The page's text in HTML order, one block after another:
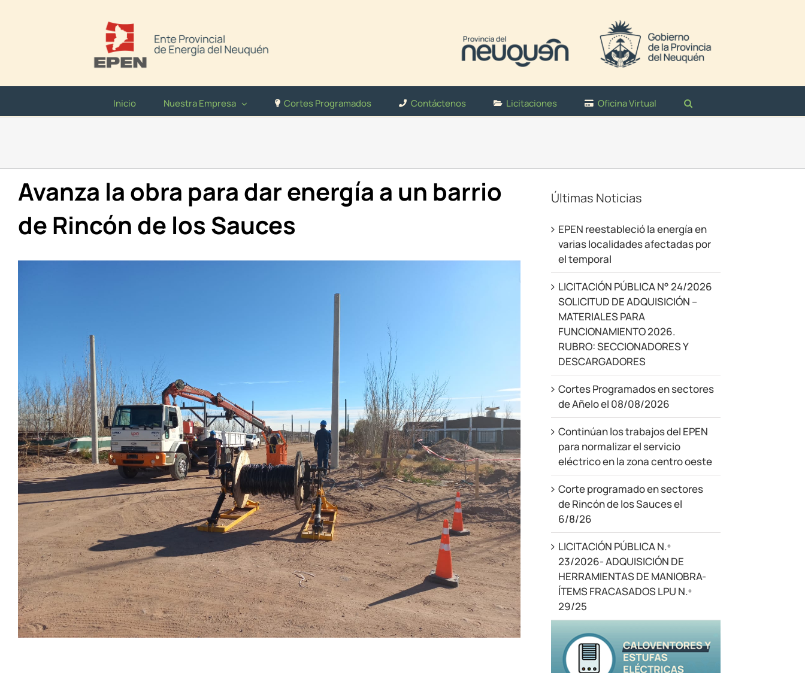
Inicio Nuestra Empresa Cortes Programados Contáctenos Licitaciones Oficina Virtual
Avanza la obra para dar energía a un barrio
de Rincón de los Sauces
Últimas Noticias
EPEN reestableció la energía en
varias localidades afectadas por
el temporal
LICITACIÓN PÚBLICA N° 24/2026
SOLICITUD DE ADQUISICIÓN –
MATERIALES PARA
FUNCIONAMIENTO 2026.
RUBRO: SECCIONADORES Y
DESCARGADORES
Cortes Programados en sectores
de Añelo el 08/08/2026
Continúan los trabajos del EPEN
para normalizar el servicio
eléctrico en la zona centro oeste
Corte programado en sectores
de Rincón de los Sauces el
6/8/26
LICITACIÓN PÚBLICA N.º
23/2026- ADQUISICIÓN DE
HERRAMIENTAS DE MANIOBRA-
ÍTEMS FRACASADOS LPU N.º
29/25